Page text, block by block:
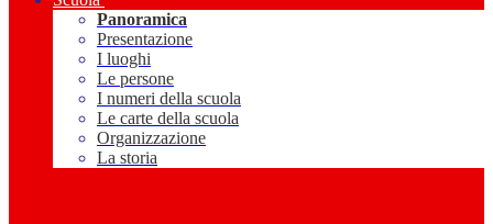
Panoramica
Presentazione
I luoghi
Le persone
I numeri della scuola
Le carte della scuola
Organizzazione
La storia